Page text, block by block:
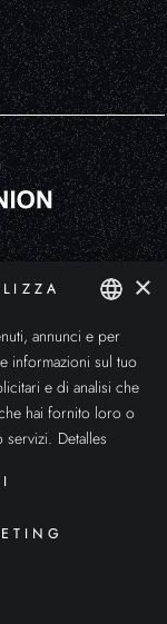
ICEX-Next, con il sostegno
è lo sviluppo internazionale
SPANISH
ENGLISH
ITALIAN
×
annunci e per
informazioni sul tuo
e di analisi che
hai fornito loro o
servizi. Detalles